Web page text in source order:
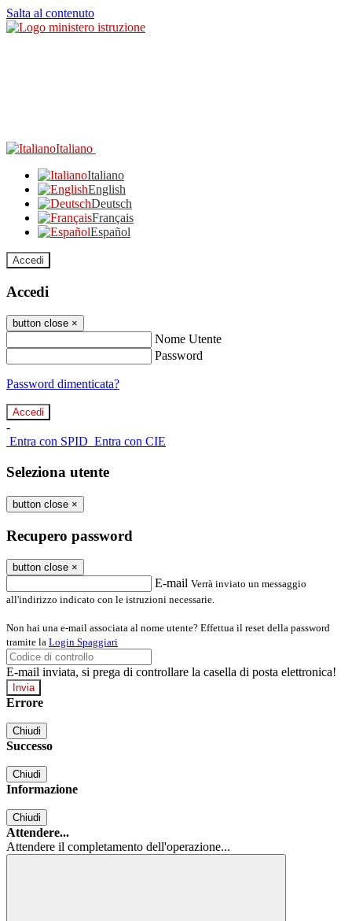
Salta al contenuto
Italiano
Italiano
English
Deutsch
Français
Español
Accedi
Accedi
button close ×
Nome Utente
Password
Password dimenticata?
-
Entra con SPID Entra con CIE
Seleziona utente
button close ×
Recupero password
button close ×
E-mail Verrà inviato un messaggio
all'indirizzo indicato con le istruzioni necessarie.
Non hai una e-mail associata al nome utente? Effettua il reset della password
tramite la Login Spaggiari
E-mail inviata, si prega di controllare la casella di posta elettronica!
Errore
Chiudi
Successo
Chiudi
Informazione
Chiudi
Attendere...
Attendere il completamento dell'operazione...